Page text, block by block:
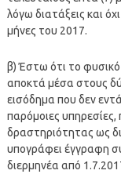
λόγω διατάξεις και
μήνες του 2017.
β) Έστω ότι το
αποκτά μέσα στους
εισόδημα που δεν
παρόμοιες υπηρεσίες,
δραστηριότητας ως
υπογράφει έγγραφη
διερμηνέα από